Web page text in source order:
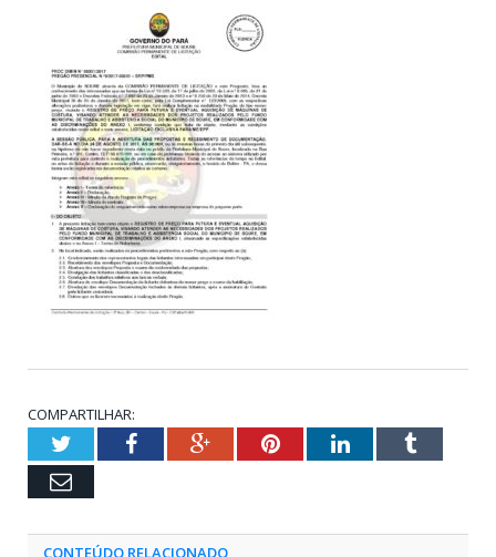
COMPARTILHAR:
TwitterFacebookGoogle+PinterestLinkedInTumblr
Email
CONTEÚDO RELACIONADO